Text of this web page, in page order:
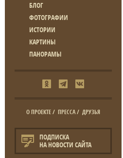
БЛОГ
ФОТОГРАФИИ
ИСТОРИИ
КАРТИНЫ
ПАНОРАМЫ
О ПРОЕКТЕ/ ПРЕССА/ ДРУЗЬЯ
ПОДПИСКА
НА НОВОСТИ САЙТА